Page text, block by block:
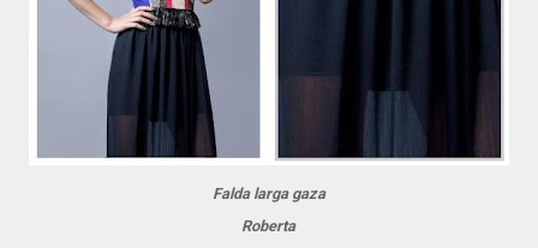
Falda larga gaza
Roberta